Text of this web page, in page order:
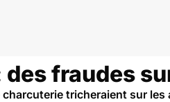
fraudes
tricheraient sur